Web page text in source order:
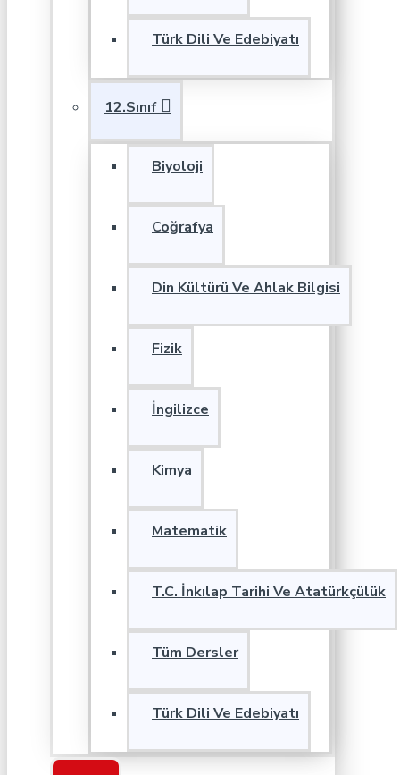
Türk Dili Ve Edebiyatı
12.Sınıf
Biyoloji
Coğrafya
Din Kültürü Ve Ahlak Bilgisi
Fizik
İngilizce
Kimya
Matematik
T.C. İnkılap Tarihi Ve Atatürkçülük
Tüm Dersler
Türk Dili Ve Edebiyatı